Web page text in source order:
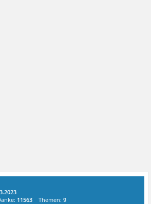
11563 Themen:9